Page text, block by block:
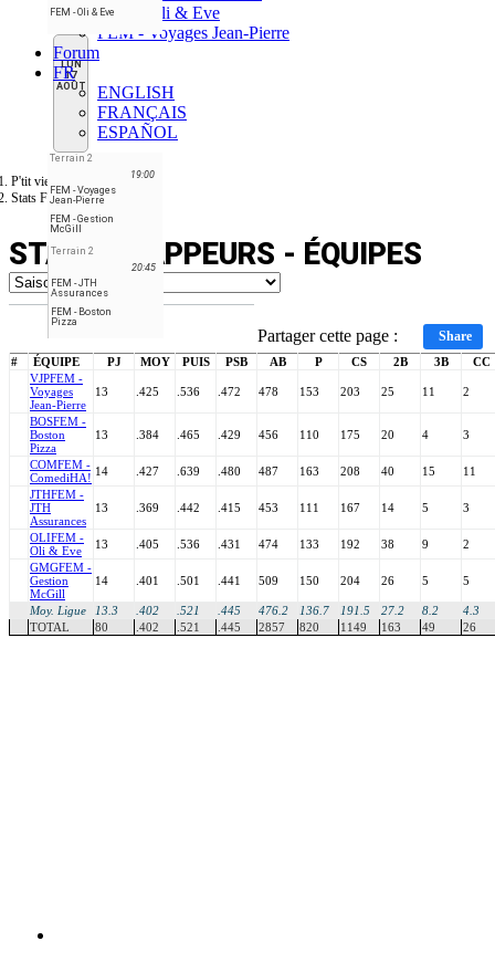
FEM - Oli & Eve
LUN
17
AOÛT
Terrain 2
19:00
FEM - Voyages
Jean-Pierre
FEM - Gestion
McGill
Terrain 2
20:45
FEM - JTH
Assurances
FEM - Boston
Pizza
FEM - Oli & Eve
FEM - Voyages Jean-Pierre
Forum
FR
ENGLISH
FRANÇAIS
ESPAÑOL
P'tit vieux de Brossard
Stats Frappeurs - Équipes
STATS FRAPPEURS - ÉQUIPES
Partager cette page : Share
# ÉQUIPE PJ MOY PUIS PSB AB P CS 2B 3B
CC
VJPFEM -
Voyages
Jean-Pierre
13 .425 .536 .472 478 153 203 25 11 2
BOSFEM -
Boston
Pizza
13 .384 .465 .429 456 110 175 20 4 3
COMFEM -
ComediHA! 14 .427 .639 .480 487 163 208 40 15
11
JTHFEM -
JTH
Assurances
13 .369 .442 .415 453 111 167 14 5 3
OLIFEM -
Oli & Eve
13 .405 .536 .431 474 133 192 38 9
2
GMGFEM -
Gestion
McGill
14 .401 .501 .441 509 150 204 26 5 5
Moy. Ligue 13.3 .402 .521 .445 476.2 136.7 191.5 27.2 8.2
4.3
TOTAL
80 .402 .521 .445 2857 820 1149 163 49 26